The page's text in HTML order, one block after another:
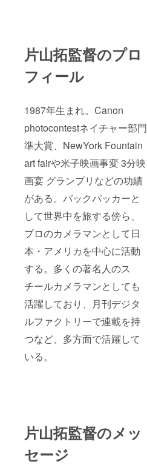
片山拓監督のプロ
フィール
1987年生まれ。Canon
photocontestネイチャー部門
準大賞、NewYork Fountain
art fairや米子映画事変 3分映
画宴 グランプリなどの功績
がある。バックパッカーと
して世界中を旅する傍ら、
プロのカメラマンとして日
本・アメリカを中心に活動
する。多くの著名人のス
チールカメラマンとしても
活躍しており、月刊デジタ
ルファクトリーで連載を持
つなど、多方面で活躍して
いる。
片山拓監督のメッ
セージ